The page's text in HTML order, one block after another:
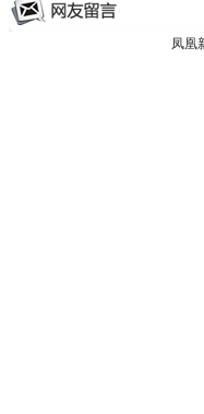
凤凰